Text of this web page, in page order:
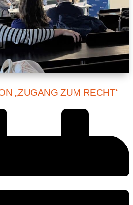
„ZUGANG ZUM RECHT“